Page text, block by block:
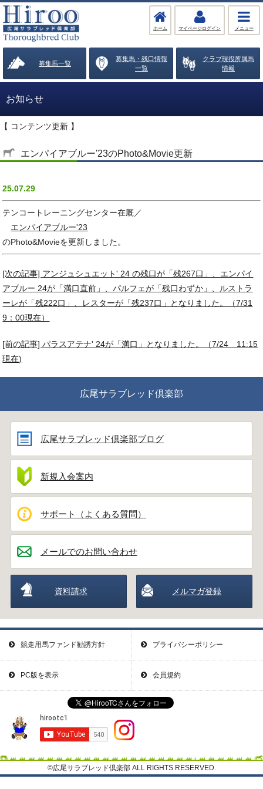
ホーム マイページログイン メニュー
募集馬一覧
募集馬・残口情報
一覧
クラブ現役所属馬
情報
お知らせ
【 コンテンツ更新 】
エンパイアブルー'23のPhoto&Movie更新
25.07.29
テンコートレーニングセンター在厩／
エンパイアブルー'23
のPhoto&Movieを更新しました。
[次の記事] アンジュシュエット' 24 の残口が「残267口」、エンパイ
アブルー 24が「満口直前」、パルフェが「残口わずか」、ルストラ
ーレが「残222口」、レスターが「残237口」となりました。（7/31
9：00現在）
[前の記事] パラスアテナ' 24が「満口」となりました。（7/24 11:15
現在)
広尾サラブレッド倶楽部
広尾サラブレッド倶楽部ブログ
新規入会案内
サポート（よくある質問）
メールでのお問い合わせ
資料請求 メルマガ登録
競走用馬ファンド勧誘方針 プライバシーポリシー
PC版を表示 会員規約
©広尾サラブレッド倶楽部 ALL RIGHTS RESERVED.